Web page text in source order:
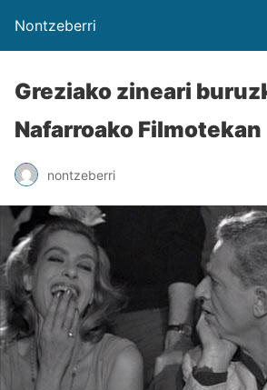
Nontzeberri
Greziako zineari
Nafarroako Filmotekan
nontzeberri